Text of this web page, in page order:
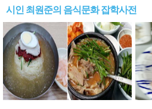
시인 최원준의 음식문화 잡학사전